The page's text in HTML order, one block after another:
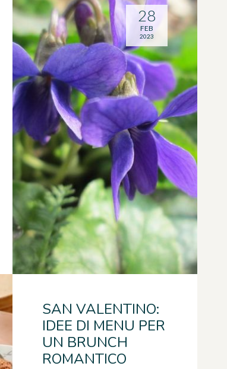
28
FEB
2023
SAN VALENTINO:
IDEE DI MENU PER
UN BRUNCH
ROMANTICO